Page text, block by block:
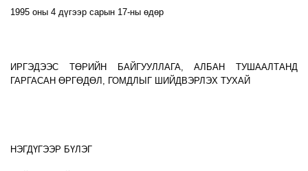
1995 оны 4 дүгээр сарын 17-ны өдөр
ИРГЭДЭЭС ТӨРИЙН БАЙГУУЛЛАГА, АЛБАН ТУШААЛТАНД
ГАРГАСАН ӨРГӨДӨЛ, ГОМДЛЫГ ШИЙДВЭРЛЭХ ТУХАЙ
НЭГДҮГЭЭР БҮЛЭГ